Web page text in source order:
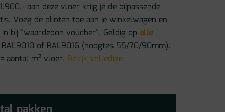
aan deze vloer krijg je de bijpassende
Voeg de plinten toe aan je winkelwagen en
bij "waardebon voucher". Geldig opalle
of RAL9016 (hoogtes 55/70/90mm).
aantal m² vloer. Bekijk volledige